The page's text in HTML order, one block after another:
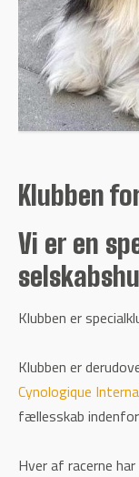
Klubben
Vi er en
Klubben er
Klubben er
Cynologique
fællesskab indenfor
Hver af racerne